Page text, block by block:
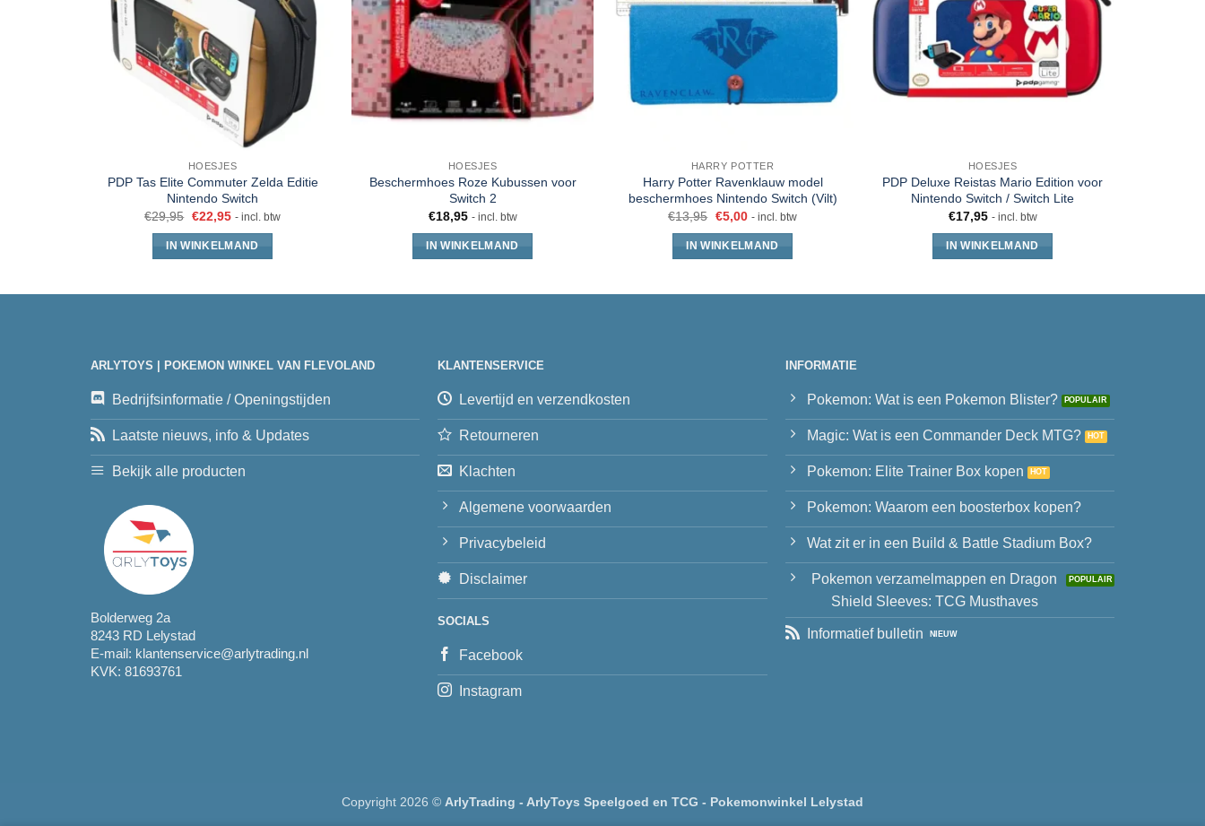
HOESJES
PDP Tas Elite Commuter Zelda Editie
Nintendo Switch
€29,95 €22,95 - incl. btw
IN WINKELMAND
HOESJES
Beschermhoes Roze Kubussen voor
Switch 2
€18,95 - incl. btw
IN WINKELMAND
HARRY POTTER
Harry Potter Ravenklauw model
beschermhoes Nintendo Switch (Vilt)
€13,95 €5,00 - incl. btw
IN WINKELMAND
HOESJES
PDP Deluxe Reistas Mario Edition voor
Nintendo Switch / Switch Lite
€17,95 - incl. btw
IN WINKELMAND
ARLYTOYS | POKEMON WINKEL VAN FLEVOLAND
Bedrijfsinformatie / Openingstijden
Laatste nieuws, info & Updates
Bekijk alle producten
Bolderweg 2a
8243 RD Lelystad
E-mail: klantenservice@arlytrading.nl
KVK: 81693761
KLANTENSERVICE
Levertijd en verzendkosten
Retourneren
Klachten
Algemene voorwaarden
Privacybeleid
Disclaimer
SOCIALS
Facebook
Instagram
INFORMATIE
Pokemon: Wat is een Pokemon Blister?
Magic: Wat is een Commander Deck MTG?
Pokemon: Elite Trainer Box kopen
Pokemon: Waarom een boosterbox kopen?
Wat zit er in een Build & Battle Stadium Box?
Pokemon verzamelmappen en Dragon
Shield Sleeves: TCG Musthaves
Informatief bulletin
Copyright 2026 © ArlyTrading - ArlyToys Speelgoed en TCG - Pokemonwinkel Lelystad